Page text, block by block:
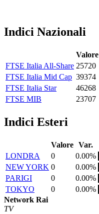
Indici Nazionali
Valore
FTSE Italia All-Share 25720
FTSE Italia Mid Cap 39374
FTSE Italia Star
46268
FTSE MIB
23707
Indici Esteri
Valore Var.
LONDRA
0
0.00%
NEW YORK 0
0.00%
PARIGI
0
0.00%
TOKYO
0
0.00%
Network Rai
TV